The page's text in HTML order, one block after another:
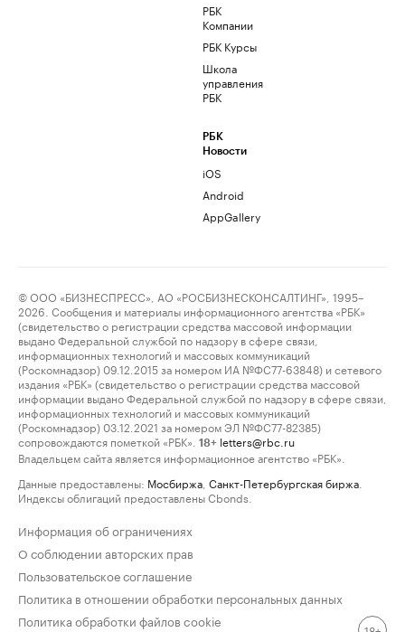
РБК
Компании
РБК Курсы
Школа
управления
РБК
РБК
Новости
iOS
Android
AppGallery
© ООО «БИЗНЕСПРЕСС», АО «РОСБИЗНЕСКОНСАЛТИНГ», 1995–
2026. Сообщения и материалы информационного агентства «РБК»
(свидетельство о регистрации средства массовой информации
выдано Федеральной службой по надзору в сфере связи,
информационных технологий и массовых коммуникаций
(Роскомнадзор) 09.12.2015 за номером ИА №ФС77-63848) и сетевого
издания «РБК» (свидетельство о регистрации средства массовой
информации выдано Федеральной службой по надзору в сфере связи,
информационных технологий и массовых коммуникаций
(Роскомнадзор) 03.12.2021 за номером ЭЛ №ФС77-82385)
сопровождаются пометкой «РБК».
18+ letters@rbc.ru
Владельцем сайта является информационное агентство «РБК».
Данные предоставлены: Мосбиржа Санкт-Петербургская биржа
Индексы облигаций предоставлены Cbonds.
Информация об ограничениях
О соблюдении авторских прав
Пользовательское соглашение
Политика в отношении обработки персональных данных
Политика обработки файлов cookie